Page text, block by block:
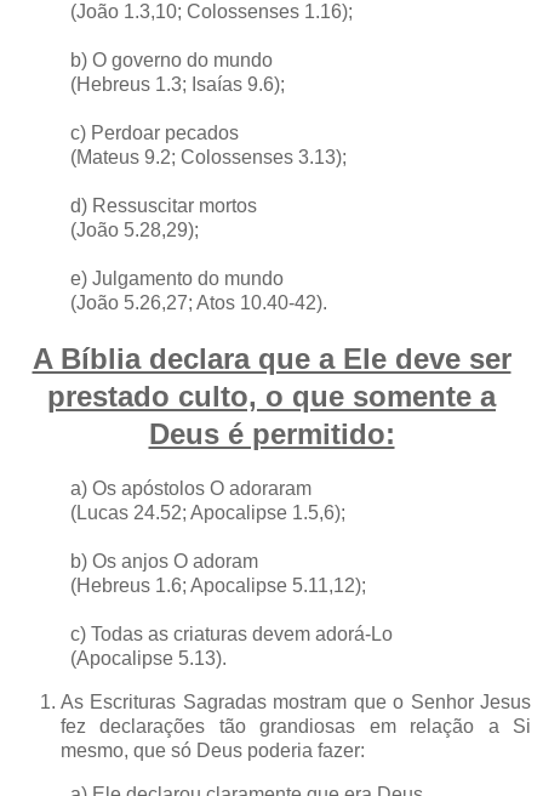
(João 1.3,10; Colossenses 1.16);
b) O governo do mundo
(Hebreus 1.3; Isaías 9.6);
c) Perdoar pecados
(Mateus 9.2; Colossenses 3.13);
d) Ressuscitar mortos
(João 5.28,29);
e) Julgamento do mundo
(João 5.26,27; Atos 10.40-42).
A Bíblia declara que a Ele deve ser
prestado culto, o que somente a
Deus é permitido:
a) Os apóstolos O adoraram
(Lucas 24.52; Apocalipse 1.5,6);
b) Os anjos O adoram
(Hebreus 1.6; Apocalipse 5.11,12);
c) Todas as criaturas devem adorá-Lo
(Apocalipse 5.13).
As Escrituras Sagradas mostram que o Senhor Jesus
fez declarações tão grandiosas em relação a Si
mesmo, que só Deus poderia fazer: